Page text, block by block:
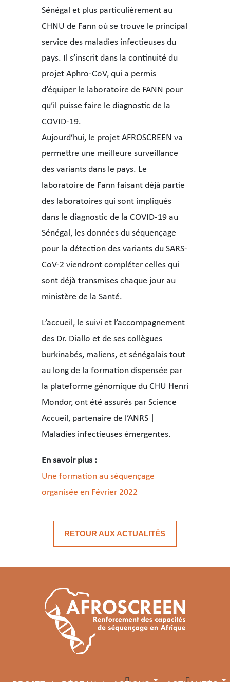
Sénégal et plus particulièrement au
CHNU de Fann où se trouve le principal
service des maladies infectieuses du
pays. Il s’inscrit dans la continuité du
projet Aphro-CoV, qui a permis
d’équiper le laboratoire de FANN pour
qu’il puisse faire le diagnostic de la
COVID-19.
Aujourd’hui, le projet AFROSCREEN va
permettre une meilleure surveillance
des variants dans le pays. Le
laboratoire de Fann faisant déjà partie
des laboratoires qui sont impliqués
dans le diagnostic de la COVID-19 au
Sénégal, les données du séquençage
pour la détection des variants du SARS-
CoV-2 viendront compléter celles qui
sont déjà transmises chaque jour au
ministère de la Santé.
L’accueil, le suivi et l’accompagnement
des Dr. Diallo et de ses collègues
burkinabés, maliens, et sénégalais tout
au long de la formation dispensée par
la plateforme génomique du CHU Henri
Mondor, ont été assurés par Science
Accueil, partenaire de l’ANRS |
Maladies infectieuses émergentes.
En savoir plus :
Une formation au séquençage
organisée en Février 2022
Comment la surveillance des
Ces laboratoires reçoivent des échantillons
Il faut noter qu’à ce jour, aucun laboratoire du
Quel est le rôle du laboratoire de
RETOUR AUX ACTUALITÉS